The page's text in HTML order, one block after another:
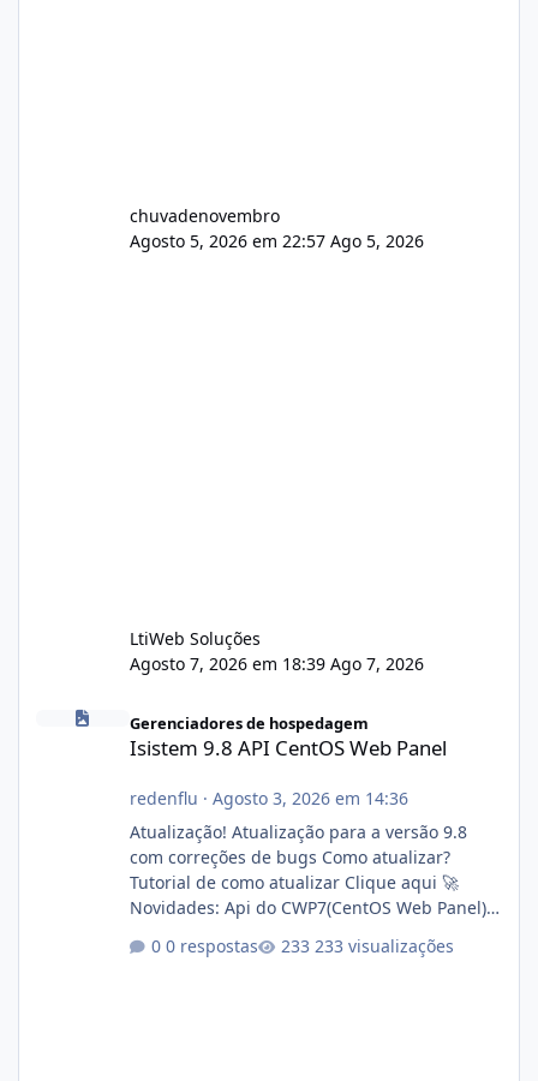
chuvadenovembro
Agosto 5, 2026 em 22:57 Ago 5, 2026
LtiWeb Soluções
Agosto 7, 2026 em 18:39 Ago 7, 2026
Isistem 9.8 API CentOS Web Panel
Gerenciadores de hospedagem
Isistem 9.8 API CentOS Web Panel
redenflu · Agosto 3, 2026 em 14:36
Atualização! Atualização para a versão 9.8
com correções de bugs Como atualizar?
Tutorial de como atualizar Clique aqui 🚀
Novidades: Api do CWP7(CentOS Web Panel)
autorizado a usasr o isistem:
0 respostas 233 visualizações